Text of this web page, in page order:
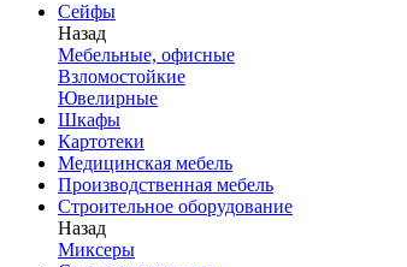
Сейфы
Назад
Мебельные, офисные
Взломостойкие
Ювелирные
Шкафы
Картотеки
Медицинская мебель
Производственная мебель
Строительное оборудование
Назад
Миксеры